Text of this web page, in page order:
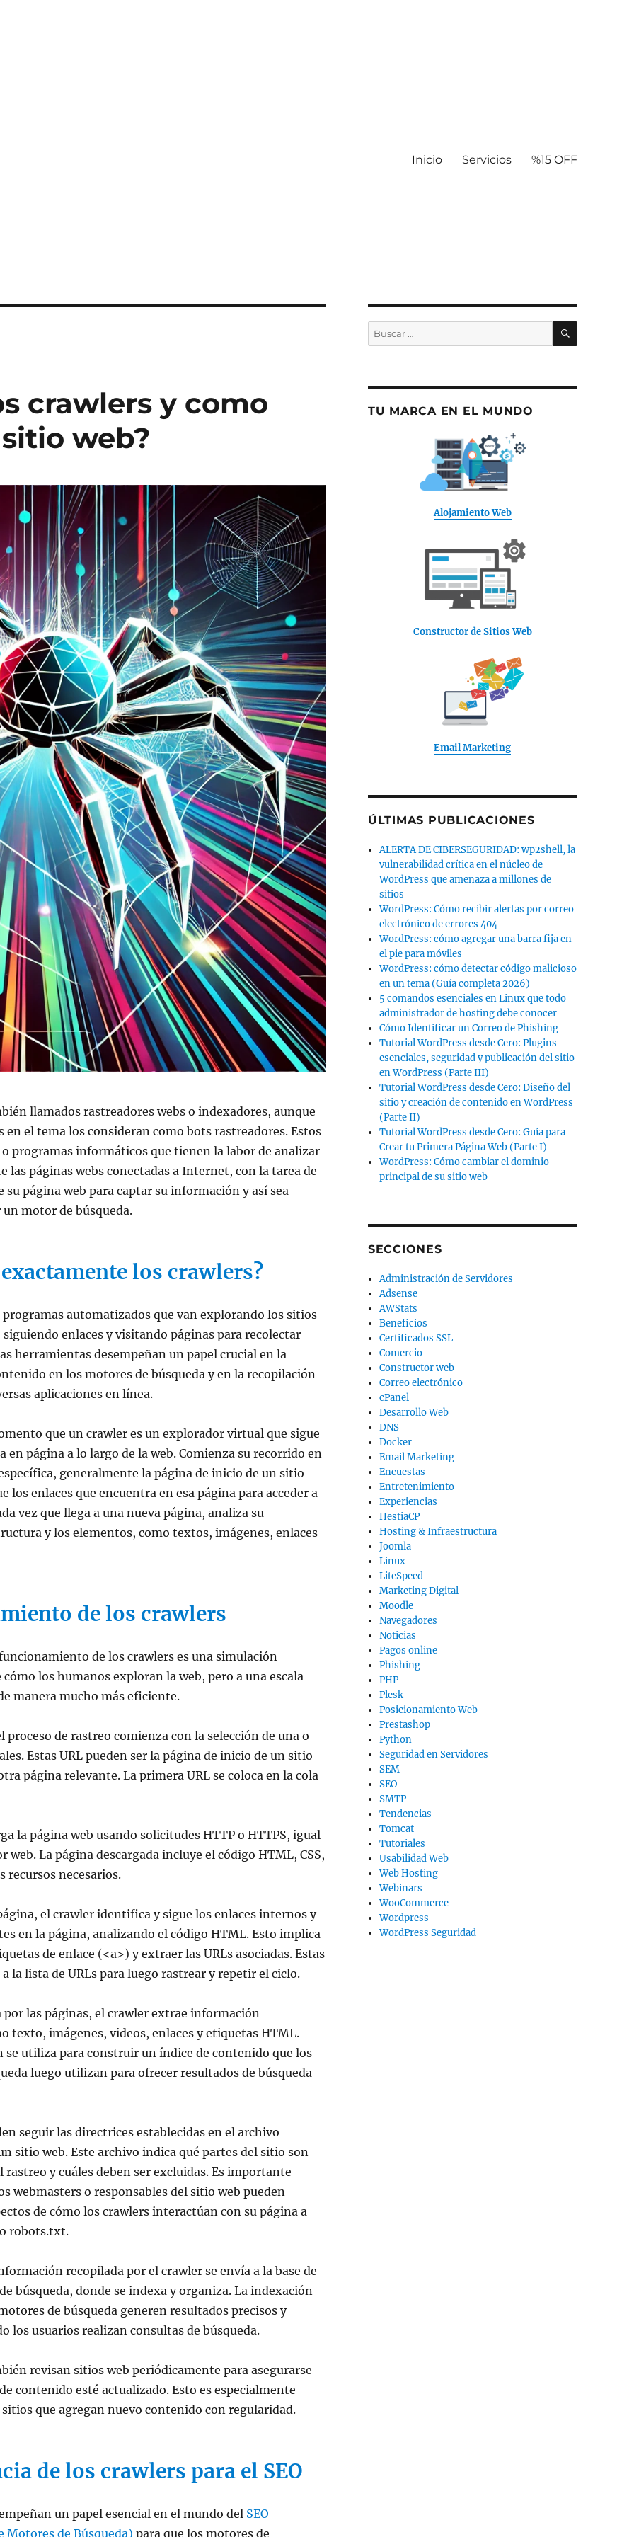
Inicio Servicios %15 OFF
crawlers y como
web?
llamados rastreadores webs o indexadores, aunque
en el tema los consideran como bots rastreadores. Estos
programas informáticos que tienen la labor de analizar
las páginas webs conectadas a Internet, con la tarea de
su página web para captar su información y así sea
motor de búsqueda.
exactamente los crawlers?
programas automatizados que van explorando los sitios
enlaces y visitando páginas para recolectar
herramientas desempeñan un papel crucial en la
en los motores de búsqueda y en la recopilación
aplicaciones en línea.
que un crawler es un explorador virtual que sigue
en página a lo largo de la web. Comienza su recorrido en
generalmente la página de inicio de un sitio
los enlaces que encuentra en esa página para acceder a
vez que llega a una nueva página, analiza su
y los elementos, como textos, imágenes, enlaces
de los crawlers
de los crawlers es una simulación
los humanos exploran la web, pero a una escala
manera mucho más eficiente.
proceso de rastreo comienza con la selección de una o
Estas URL pueden ser la página de inicio de un sitio
página relevante. La primera URL se coloca en la cola
la página web usando solicitudes HTTP o HTTPS, igual
web. La página descargada incluye el código HTML, CSS,
recursos necesarios.
el crawler identifica y sigue los enlaces internos y
en la página, analizando el código HTML. Esto implica
de enlace (<a>) y extraer las URLs asociadas. Estas
a la lista de URLs para luego rastrear y repetir el ciclo.
las páginas, el crawler extrae información
texto, imágenes, videos, enlaces y etiquetas HTML.
se utiliza para construir un índice de contenido que los
luego utilizan para ofrecer resultados de búsqueda
seguir las directrices establecidas en el archivo
sitio web. Este archivo indica qué partes del sitio son
rastreo y cuáles deben ser excluidas. Es importante
webmasters o responsables del sitio web pueden
de cómo los crawlers interactúan con su página a
robots.txt.
recopilada por el crawler se envía a la base de
búsqueda, donde se indexa y organiza. La indexación
de búsqueda generen resultados precisos y
los usuarios realizan consultas de búsqueda.
revisan sitios web periódicamente para asegurarse
contenido esté actualizado. Esto es especialmente
que agregan nuevo contenido con regularidad.
de los crawlers para el SEO
un papel esencial en el mundo del SEO
Motores de Búsqueda) para que los motores de
Buscar
por:
BUSCAR
TU MARCA EN EL MUNDO
Alojamiento Web
Constructor de Sitios Web
Email Marketing
ÚLTIMAS PUBLICACIONES
ALERTA DE CIBERSEGURIDAD: wp2shell, la
vulnerabilidad crítica en el núcleo de
WordPress que amenaza a millones de
sitios
WordPress: Cómo recibir alertas por correo
electrónico de errores 404
WordPress: cómo agregar una barra fija en
el pie para móviles
WordPress: cómo detectar código malicioso
en un tema (Guía completa 2026)
5 comandos esenciales en Linux que todo
administrador de hosting debe conocer
Cómo Identificar un Correo de Phishing
Tutorial WordPress desde Cero: Plugins
esenciales, seguridad y publicación del sitio
en WordPress (Parte III)
Tutorial WordPress desde Cero: Diseño del
sitio y creación de contenido en WordPress
(Parte II)
Tutorial WordPress desde Cero: Guía para
Crear tu Primera Página Web (Parte I)
WordPress: Cómo cambiar el dominio
principal de su sitio web
SECCIONES
Administración de Servidores
Adsense
AWStats
Beneficios
Certificados SSL
Comercio
Constructor web
Correo electrónico
cPanel
Desarrollo Web
DNS
Docker
Email Marketing
Encuestas
Entretenimiento
Experiencias
HestiaCP
Hosting & Infraestructura
Joomla
Linux
LiteSpeed
Marketing Digital
Moodle
Navegadores
Noticias
Pagos online
Phishing
PHP
Plesk
Posicionamiento Web
Prestashop
Python
Seguridad en Servidores
SEM
SEO
SMTP
Tendencias
Tomcat
Tutoriales
Usabilidad Web
Web Hosting
Webinars
WooCommerce
Wordpress
WordPress Seguridad